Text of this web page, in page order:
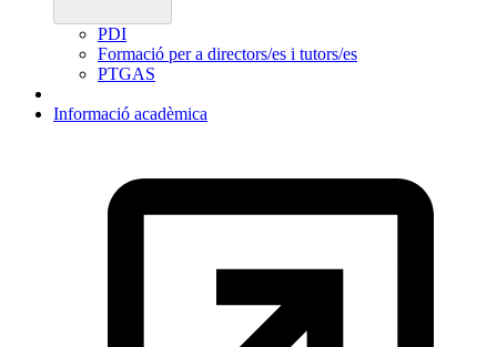
PDI
Formació per a directors/es i tutors/es
PTGAS
Informació acadèmica